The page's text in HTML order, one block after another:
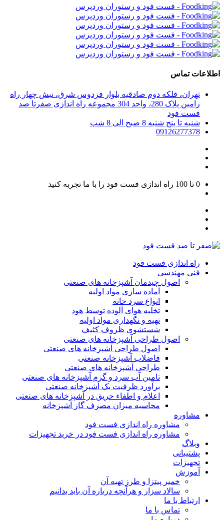
اطلاعات تماس
تهران، فلکه دوم صادقیه بلوار فردوس شرق، نبش چهار راه
رامین پلاک 280، واحد 304 مجموعه راه اندازی صفرتا صد
فست فود
شنبه تا پنج شنبه 8 صبح الی 8 شب
09126277378
0 تا 100 راه اندازی فست فود را با ما تجربه کنید
راه اندازی فست فود
فنی مهندسی
اصول چیدمان آشپزخانه های صنعتی
آماده سازی مواد اولیه
انواع سرد خانه
تخلیه هوای آلوده توسط هود
تهیه و نگهداری مواد اولیه
شستشوی ظروف کثیف
اصول طراحی آشپزخانه های صنعتی
اصول طراحی آشپزخانه های صنعتی
فاضلاب آشپزخانه صنعتی
طراحی آشپزخانه های صنعتی
تامین آب سرد و گرم آشپزخانه های صنعتی
برآورد ظرفیت یک آشپزخانه صنعتی
اعلام و اطفاء حریق در آشپزخانه های صنعتی
محاسبه میزان مصرف گاز آشپزخانه
مشاوره
مشاوره راه اندازی فست فود
مشاوره راه اندازی فست فود در خرید تجهیزات
وبلاگ
پشتیبانی
تجهیزات
آموزش
خمیر پیتزا و طرز تهیه آن
سالاد سزار و هرآنچه درباره آن باید بدانیم
ارتباط با ما
تماس با ما